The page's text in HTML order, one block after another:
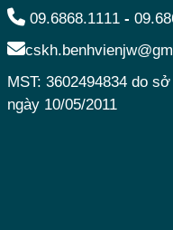
09.6868.1111 -
MST: 3602494834 do
ngày 10/05/2011